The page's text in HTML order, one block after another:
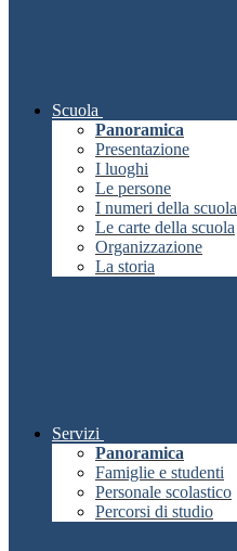
Scuola
Panoramica
Presentazione
I luoghi
Le persone
I numeri della scuola
Le carte della scuola
Organizzazione
La storia
Servizi
Panoramica
Famiglie e studenti
Personale scolastico
Percorsi di studio